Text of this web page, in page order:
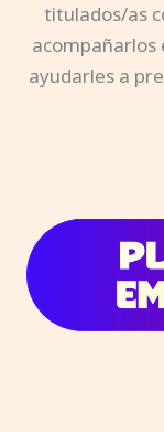
titulados/as
acompañarlos
ayudarles a